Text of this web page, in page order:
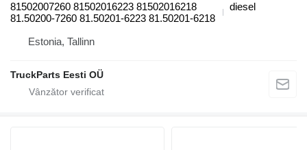
81502007260 81502016223 81502016218
81.50200-7260 81.50201-6223 81.50201-6218
diesel
Estonia, Tallinn
TruckParts Eesti OÜ